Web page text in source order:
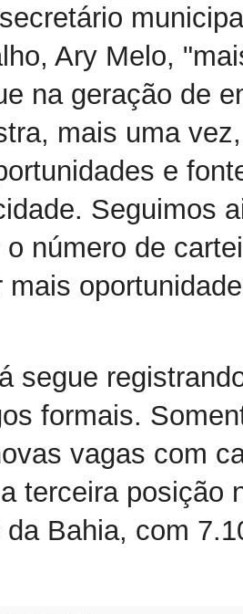
Ary Melo,
na geração de
mais uma
e
Seguimos
o número de
mais
segue
formais.
vagas com
terceira posição
da Bahia, com